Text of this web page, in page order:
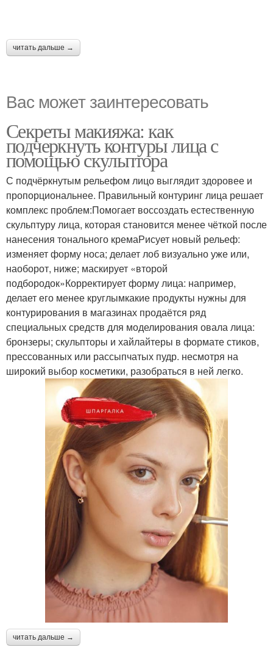
читать дальше →
Вас может заинтересовать
Секреты макияжа: как
подчеркнуть контуры лица с
помощью скульптора
С подчёркнутым рельефом лицо выглядит здоровее и
пропорциональнее. Правильный контуринг лица решает
комплекс проблем:Помогает воссоздать естественную
скульптуру лица, которая становится менее чёткой после
нанесения тонального кремаРисует новый рельеф:
изменяет форму носа; делает лоб визуально уже или,
наоборот, ниже; маскирует «второй
подбородок»Корректирует форму лица: например,
делает его менее круглымкакие продукты нужны для
контурирования в магазинах продаётся ряд
специальных средств для моделирования овала лица:
бронзеры; скульпторы и хайлайтеры в формате стиков,
прессованных или рассыпчатых пудр. несмотря на
широкий выбор косметики, разобраться в ней легко.
читать дальше →